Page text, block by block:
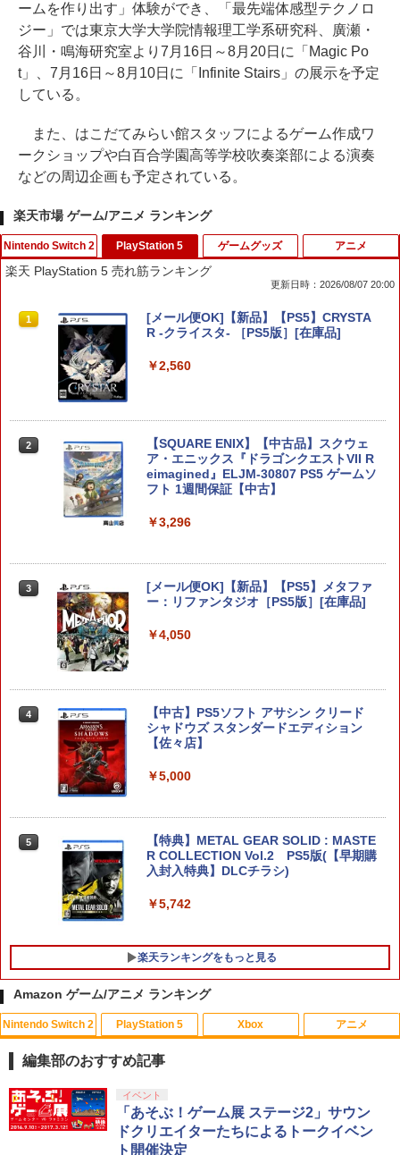
ームを作り出す」体験ができ、「最先端体感型テクノロ
ジー」では東京大学大学院情報理工学系研究科、廣瀬・
谷川・鳴海研究室より7月16日～8月20日に「Magic Po
t」、7月16日～8月10日に「Infinite Stairs」の展示を予定
している。
また、はこだてみらい館スタッフによるゲーム作成ワ
ークショップや白百合学園高等学校吹奏楽部による演奏
などの周辺企画も予定されている。
楽天市場 ゲーム/アニメ ランキング
Nintendo Switch 2
1
【新品】Switch2 eFootball Kick-Off!
【メール便】
￥3,800
2
テーブルモード専用 ポータブルUSBハブ
スタンド 2ポート for Nintendo Switch
2
トXI 過ぎ去りし時を求めて S【Switch
2】 POTPAANVA [POTPAANVA]
￥4,920
めて S Switch2版
￥4,930
Reimagined(ドラクエ7 リイマジンド)
スクウェア・エニックス(20260205)
PlayStation 5
楽天 PlayStation 5 売れ筋ランキング
更新日時：2026/08/07 20:00
1
[メール便OK]【新品】【PS5】CRYSTA
R -クライスタ- ［PS5版］[在庫品]
￥2,560
2
【SQUARE ENIX】【中古品】スクウェ
ア・エニックス『ドラゴンクエストVII R
eimagined』ELJM-30807 PS5 ゲームソ
フト 1週間保証【中古】
￥3,296
3
[メール便OK]【新品】【PS5】メタファ
ー：リファンタジオ［PS5版］[在庫品]
￥4,050
4
【中古】PS5ソフト アサシン クリード
シャドウズ スタンダードエディション
【佐々店】
￥5,000
5
【特典】METAL GEAR SOLID : MASTE
R COLLECTION Vol.2 PS5版(【早期購
入封入特典】DLCチラシ)
￥5,742
楽天ランキングをもっと見る
ゲームグッズ
1
GBC用 レトロコレクションケース 5枚
ゲームボーイ ソフト ケース ゲーム 収納
ケース 高透明 簡単組立 PP素材 日本製 3
ル便送料無料】
￥880
アニメ
1
【中古】アナと雪の女王 MovieNEX [ブ
ルーレイ+DVD+デジタルコピー（クラウ
ド対応）+MovieNEXワールド] [Blu-ray]
￥1,100
Amazon ゲーム/アニメ ランキング
Nintendo Switch 2
1
スプラトゥーン レイダース|オンライン
コード版
￥5,832
PlayStation 5
1
PlayStation 5 デジタル・エディション
日本語専用 Console Language: Japan
ese only (CFI-2200B01)
Xbox
1
【純正品】Xbox ワイヤレス コントロー
ラー + USB-C® ケーブル
￥8,300
アニメ
1
【Amazon.co.jp限定】劇場版モノノ怪
第三章 蛇神 (Amazon.co.jp限定オリジ
ナル三方背収納ケース付きコレクション)
(オリジナル特典:オリジナル巾着＋メー
編集部のおすすめ記事
イベント
「あそぶ！ゲーム展 ステージ2」サウン
ドクリエイターたちによるトークイベン
ト開催決定